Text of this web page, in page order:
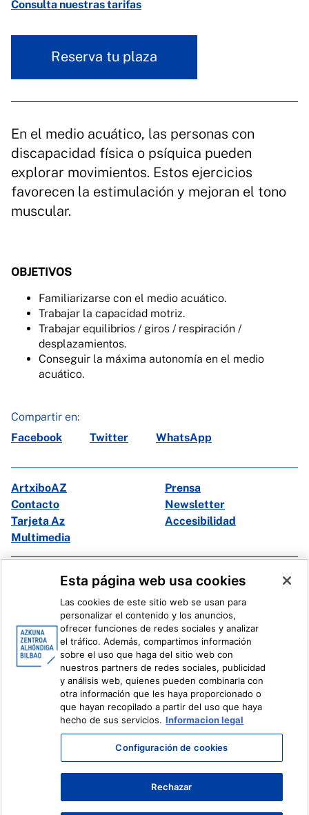
Consulta nuestras tarifas
Reserva tu plaza
En el medio acuático, las personas con
discapacidad física o psíquica pueden
explorar movimientos. Estos ejercicios
favorecen la estimulación y mejoran el tono
muscular.
OBJETIVOS
Familiarizarse con el medio acuático.
Trabajar la capacidad motriz.
Trabajar equilibrios / giros / respiración /
desplazamientos.
Conseguir la máxima autonomía en el medio
acuático.
Compartir en:
Facebook
Twitter WhatsApp
ArtxiboAZ
Prensa
Contacto
Newsletter
Tarjeta Az
Accesibilidad
Multimedia
Facebook
X
Ivoox
Información legal Sistema Interno de Información
Esta página web usa cookies
Las cookies de este sitio web se usan para
personalizar el contenido y los anuncios,
ofrecer funciones de redes sociales y analizar
el tráfico. Además, compartimos información
sobre el uso que haga del sitio web con
nuestros partners de redes sociales, publicidad
y análisis web, quienes pueden combinarla con
otra información que les haya proporcionado o
que hayan recopilado a partir del uso que haya
hecho de sus servicios. Informacion legal
Configuración de cookies
Rechazar